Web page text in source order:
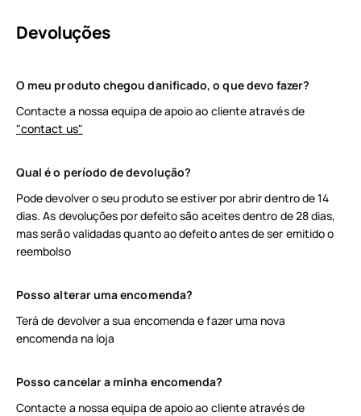
Devoluções
O meu produto chegou danificado, o que devo fazer?
Contacte a nossa equipa de apoio ao cliente através de
"contact us"
Qual é o período de devolução?
Pode devolver o seu produto se estiver por abrir dentro de 14
dias. As devoluções por defeito são aceites dentro de 28 dias,
mas serão validadas quanto ao defeito antes de ser emitido o
reembolso
Posso alterar uma encomenda?
Terá de devolver a sua encomenda e fazer uma nova
encomenda na loja
Posso cancelar a minha encomenda?
Contacte a nossa equipa de apoio ao cliente através de